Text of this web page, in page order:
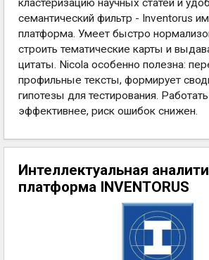
кластеризацию научных статей и
семантический фильтр - Inventorus
платформа. Умеет быстро
строить тематические карты и
цитаты. Nicola особенно полезна:
профильные тексты, формирует
гипотезы для тестирования.
эффективнее, риск ошибок снижен.
Интеллектуальная
платформа INVENTORUS